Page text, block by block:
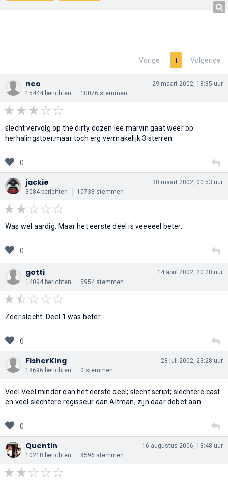
Vorige 1 Volgende
neo
15444 berichten 10076 stemmen
29 maart 2002, 18:35 uur
slecht vervolg op the dirty dozen.lee marvin gaat weer op
herhalingstoer.maar toch erg vermakelijk.3 sterren
0
jackie
3084 berichten 10733 stemmen
30 maart 2002, 00:53 uur
Was wel aardig. Maar het eerste deel is veeeeel beter.
0
gotti
14094 berichten 5954 stemmen
14 april 2002, 20:20 uur
Zeer slecht. Deel 1 was beter.
0
FisherKing
18696 berichten 0 stemmen
28 juli 2002, 23:28 uur
Veel Veel minder dan het eerste deel; slecht script; slechtere cast
en veel slechtere regisseur dan Altman; zijn daar debet aan..
0
Quentin
10218 berichten 8596 stemmen
16 augustus 2006, 18:48 uur